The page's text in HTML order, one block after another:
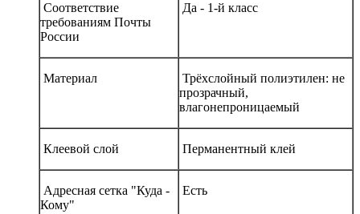
Соответствие
требованиям Почты
России
Да - 1-й класс
Материал
Трёхслойный полиэтилен: не
прозрачный,
влагонепроницаемый
Клеевой слой Перманентный клей
Адресная сетка "Куда -
Кому"
Есть